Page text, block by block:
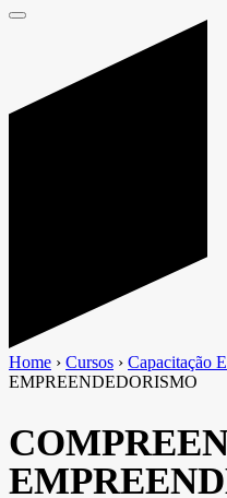
Home › Cursos › Capacitação
EMPREENDEDORISMO